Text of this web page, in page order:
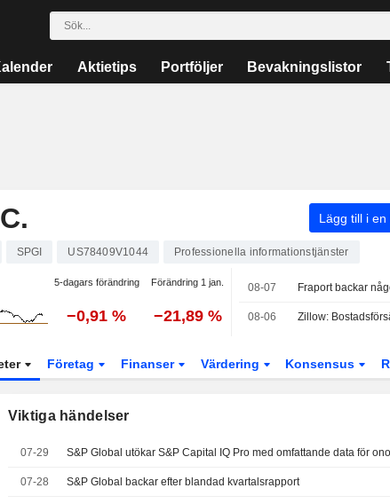
Aktietips Portföljer Bevakningslistor
Lägg till i en
SPGI US78409V1044 Professionella informationstjänster
5-dagars förändring Förändring 1 jan.
−0,91 % −21,89 %
08-07
08-06
Företag Finanser Värdering Konsensus
Viktiga händelser
07-29
07-28 S&P Global backar efter blandad kvartalsrapport